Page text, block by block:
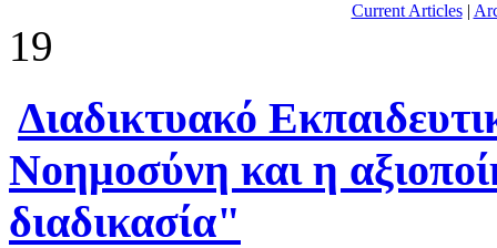
Current Articles|
19
Διαδικτυακό
Νοημοσύνη και η
διαδικασία"